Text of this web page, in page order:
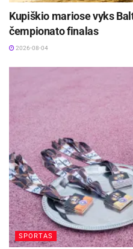
Į pirmąjį dešimtuką
žlugo jojimo
Kombinuotoje
dėl garbės. Joje
bendroje įskaitoje su
sportas.ltinf.
Kupiškio mariose vyks
čempionato finalas
2026-08-04
SPORTAS